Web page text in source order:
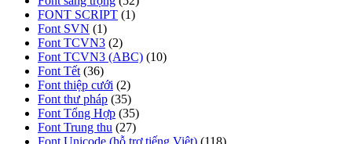
FONT SCRIPT (1)
Font SVN (1)
Font TCVN3 (2)
Font TCVN3 (ABC) (10)
Font Tết (36)
Font thiệp cưới (2)
Font thư pháp (35)
Font Tổng Hợp (35)
Font Trung thu (27)